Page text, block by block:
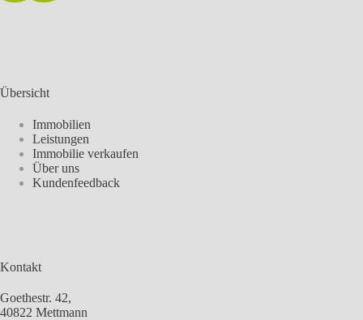
Übersicht
Immobilien
Leistungen
Immobilie verkaufen
Über uns
Kundenfeedback
Kontakt
Goethestr. 42,
40822 Mettmann